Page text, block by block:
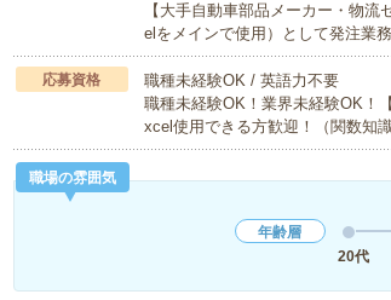
【大手自動車部品メーカー・物
elをメインで使用）として発注業
応募資格
職種未経験OK / 英語力不要
職種未経験OK！業界未経験OK！
xcel使用できる方歓迎！（関数知
職場の雰囲気
年齢層
20代